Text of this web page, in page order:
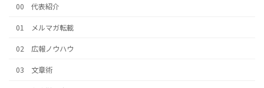
00 代表紹介
01 メルマガ転載
02 広報ノウハウ
03 文章術